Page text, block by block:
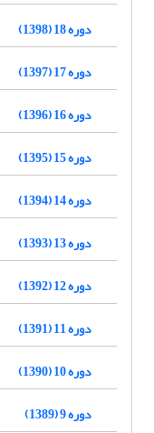
دوره 18 (1398)
دوره 17 (1397)
دوره 16 (1396)
دوره 15 (1395)
دوره 14 (1394)
دوره 13 (1393)
دوره 12 (1392)
دوره 11 (1391)
دوره 10 (1390)
دوره 9 (1389)